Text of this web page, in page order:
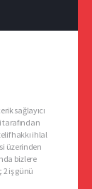
sağlayıcı
tarafından
hakkı ihlal
üzerinden
bizlere
iş günü